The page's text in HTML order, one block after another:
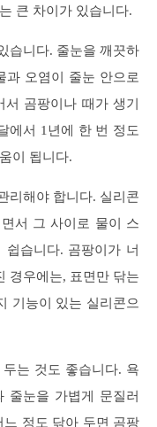
큰 차이가 있습니다.
습니다. 줄눈을 깨끗하
과 오염이 줄눈 안으로
곰팡이나 때가 생기
에서 1년에 한 번 정도
이 됩니다.
리해야 합니다. 실리콘
서 그 사이로 물이 스
습니다. 곰팡이가 너
경우에는, 표면만 닦는
기능이 있는 실리콘으
는 것도 좋습니다. 욕
줄눈을 가볍게 문질러
정도 닦아 두면 곰팡